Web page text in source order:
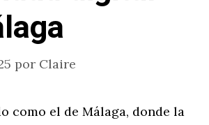
por Claire
como el de Málaga, donde la